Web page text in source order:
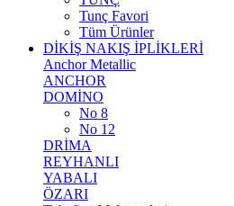
Tunç Favori
Tüm Ürünler
DİKİŞ NAKIŞ İPLİKLERİ
Anchor Metallic
ANCHOR
DOMİNO
No 8
No 12
DRİMA
REYHANLI
YABALI
ÖZARI